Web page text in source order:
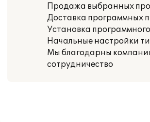
Продажа выбранных
Доставка программных
Установка
Начальные настройки
Мы благодарны
сотрудничество